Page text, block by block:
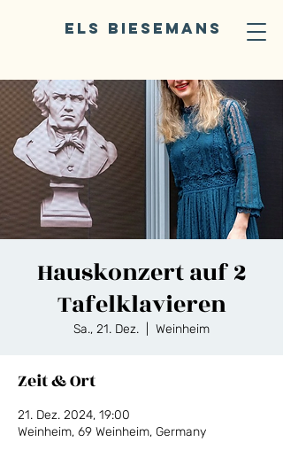
ELS BIESEMANS
Hauskonzert auf 2
Tafelklavieren
Sa., 21. Dez. Weinheim
Zeit & Ort
21. Dez. 2024, 19:00
Weinheim, 69 Weinheim, Germany